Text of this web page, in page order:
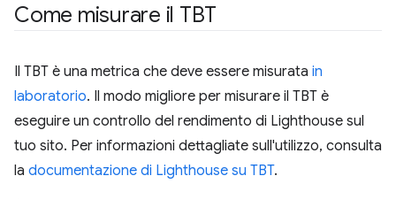
Come misurare il TBT
Il TBT è una metrica che deve essere misurata in
laboratorio. Il modo migliore per misurare il TBT è
eseguire un controllo del rendimento di Lighthouse sul
tuo sito. Per informazioni dettagliate sull'utilizzo, consulta
la documentazione di Lighthouse su TBT.